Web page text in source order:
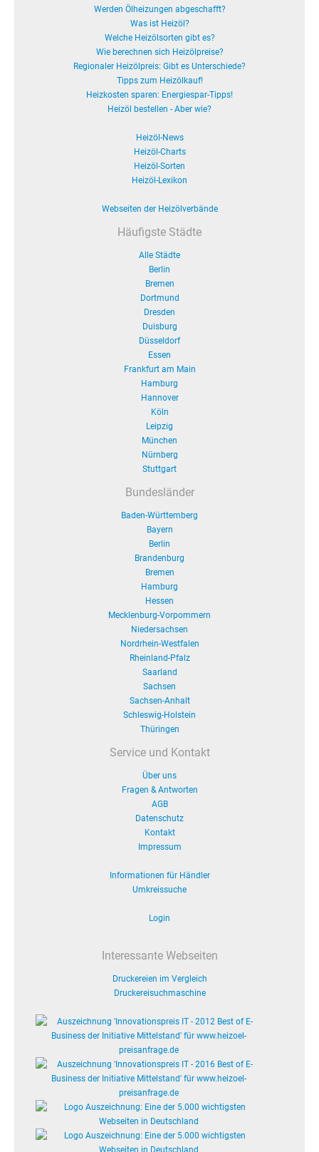
Werden Ölheizungen abgeschafft?
Was ist Heizöl?
Welche Heizölsorten gibt es?
Wie berechnen sich Heizölpreise?
Regionaler Heizölpreis: Gibt es Unterschiede?
Tipps zum Heizölkauf!
Heizkosten sparen: Energiespar-Tipps!
Heizöl bestellen - Aber wie?
Heizöl-News
Heizöl-Charts
Heizöl-Sorten
Heizöl-Lexikon
Webseiten der Heizölverbände
Häufigste Städte
Alle Städte
Berlin
Bremen
Dortmund
Dresden
Duisburg
Düsseldorf
Essen
Frankfurt am Main
Hamburg
Hannover
Köln
Leipzig
München
Nürnberg
Stuttgart
Bundesländer
Baden-Württemberg
Bayern
Berlin
Brandenburg
Bremen
Hamburg
Hessen
Mecklenburg-Vorpommern
Niedersachsen
Nordrhein-Westfalen
Rheinland-Pfalz
Saarland
Sachsen
Sachsen-Anhalt
Schleswig-Holstein
Thüringen
Service und Kontakt
Über uns
Fragen & Antworten
AGB
Datenschutz
Kontakt
Impressum
Informationen für Händler
Umkreissuche
Login
Interessante Webseiten
Druckereien im Vergleich
Druckereisuchmaschine